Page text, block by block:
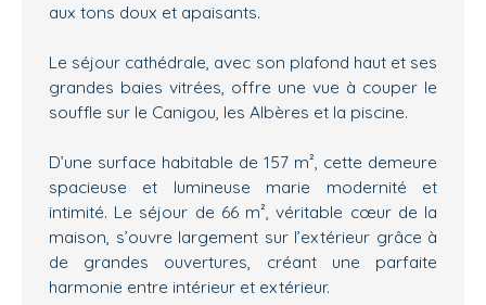
aux tons doux et apaisants.
Le séjour cathédrale, avec son plafond haut et ses
grandes baies vitrées, offre une vue à couper le
souffle sur le Canigou, les Albères et la piscine.
D’une surface habitable de 157 m², cette demeure
spacieuse et lumineuse marie modernité et
intimité. Le séjour de 66 m², véritable cœur de la
maison, s’ouvre largement sur l’extérieur grâce à
de grandes ouvertures, créant une parfaite
harmonie entre intérieur et extérieur.